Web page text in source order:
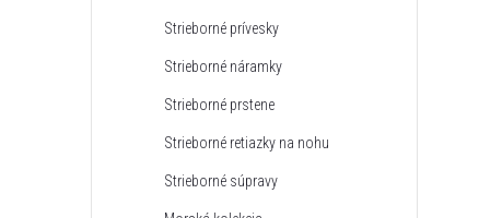
Strieborné prívesky
Strieborné náramky
Strieborné prstene
Strieborné retiazky na nohu
Strieborné súpravy